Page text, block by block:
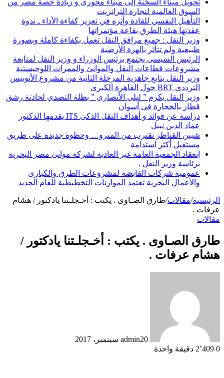
تحويل ميناء السخنة إلى ميناء محورى و زيادة حصة مصر من
السوق العالمية لتجارة الترانزيت
التأهيل النفسي للقادة وأثره في تعزيز كفاءة الأداء ـ ندوة
عقدتها هيئة الطرق بقاعة مؤتمراتها
وزير النقل : جميع مرافق النقل تعمل بكفاءة كاملة وبصورة
طبيعية ولم تتأثر بالهزة الأرضية
الرئيس السيسى يجتمع برئيس الوزراء و وزير النقل لمتابعة
مشروعات قطاعات النقل والموانئ والممرات اللوجيستية
وزير النقل يتابع جاهزية المرحلة الثانية من مشروع الأتوبيس
الترددى BRT حول القاهرة الكبرى
وزير النقل يكرم ” ليلى الأنصارى ” بطلة التصدى لحادثة رشق
قطار بالحجارة فى أسوان
دراسة عن فوائد و أهداف النقل الذكى ITS يقدمها الدكتور
عماد الدين نبيل
شبين القناطر تقترب من المترو… وخطوة جديدة على طريق
مستقبل أكثر استدامة
إنعقاد الجمعية العامة غير العادية لشركة موانئ مصر البحرية
برئاسة وزير النقل .
عمومية شركات القابضة لمشروعات الطرق والكبارى
والأعمال البحرية تعتمد الموازنات التخطيطية للعام الجديد
الرئيسية/مقالات/طارق الصـاوى . يكتب : أخـجلـتنا يادكتور / هشام
عرفات .
مقالات
طارق الصـاوى . يكتب : أخـجلـتنا يادكتور /
هشام عرفات .
admin20 سبتمبر، 2017
0
دقيقة واحدة